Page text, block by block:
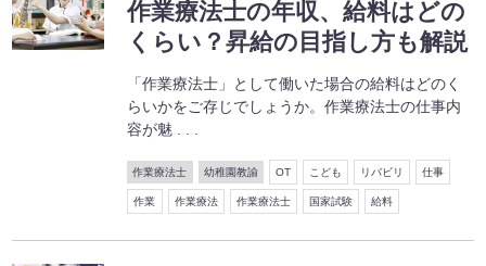
作業療法士の年収、給料はどの
くらい？昇給の目指し方も解説
「作業療法士」として働いた場合の給料はどのく
らいかをご存じでしょうか。作業療法士の仕事内
容が魅 . . .
作業療法士 幼稚園教諭 OT こども リバビリ 仕事
作業 作業療法 作業療法士 国家試験 給料